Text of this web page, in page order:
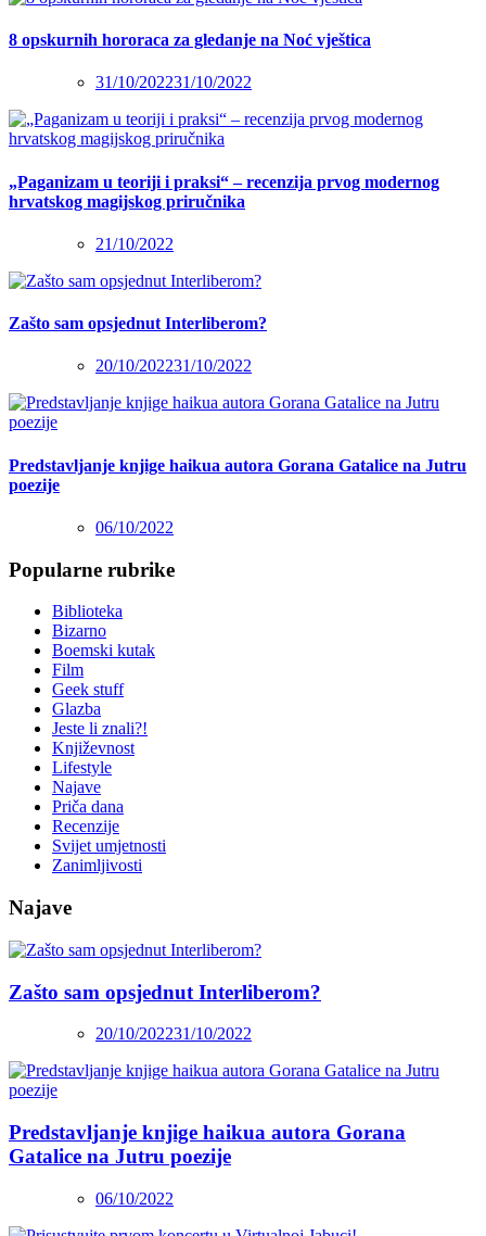
8 opskurnih hororaca za gledanje na Noć vještica
31/10/202231/10/2022
„Paganizam u teoriji i praksi“ – recenzija prvog modernog
hrvatskog magijskog priručnika
21/10/2022
Zašto sam opsjednut Interliberom?
20/10/202231/10/2022
Predstavljanje knjige haikua autora Gorana Gatalice na Jutru
poezije
06/10/2022
Popularne rubrike
Biblioteka
Bizarno
Boemski kutak
Film
Geek stuff
Glazba
Jeste li znali?!
Književnost
Lifestyle
Najave
Priča dana
Recenzije
Svijet umjetnosti
Zanimljivosti
Najave
Zašto sam opsjednut Interliberom?
20/10/202231/10/2022
Predstavljanje knjige haikua autora Gorana
Gatalice na Jutru poezije
06/10/2022